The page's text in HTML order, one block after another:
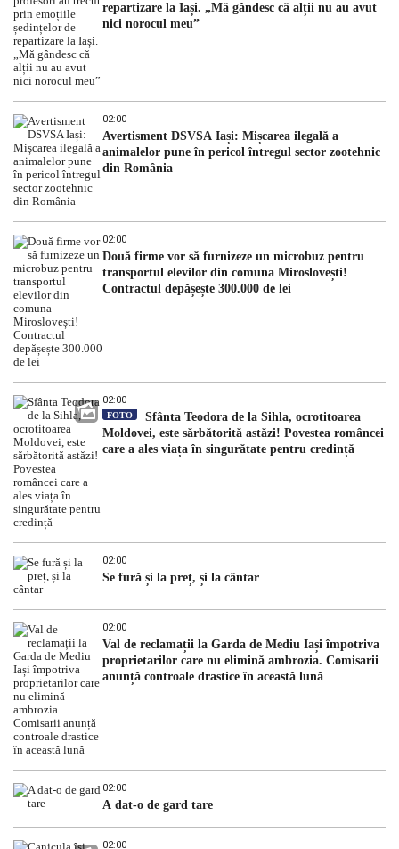
repartizare la Iași. „Mă gândesc că alții nu au avut
nici norocul meu”
02:00
Avertisment DSVSA Iași: Mișcarea ilegală a
animalelor pune în pericol întregul sector zootehnic
din România
02:00
Două firme vor să furnizeze un microbuz pentru
transportul elevilor din comuna Miroslovești!
Contractul depășește 300.000 de lei
02:00
FOTO
Sfânta Teodora de la Sihla, ocrotitoarea
Moldovei, este sărbătorită astăzi! Povestea româncei
care a ales viața în singurătate pentru credință
02:00
Se fură și la preț, și la cântar
02:00
Val de reclamații la Garda de Mediu Iași împotriva
proprietarilor care nu elimină ambrozia. Comisarii
anunță controale drastice în această lună
02:00
A dat-o de gard tare
02:00